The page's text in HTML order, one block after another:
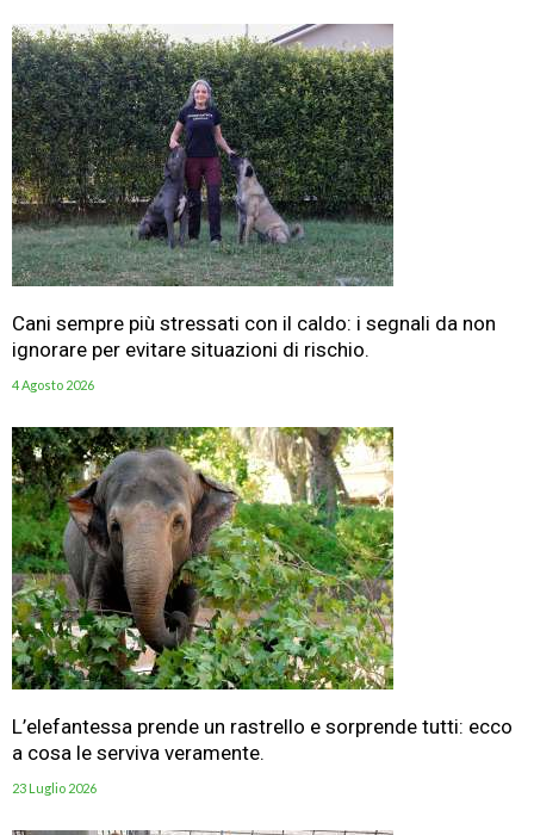
Cani sempre più stressati con il caldo: i segnali da non
ignorare per evitare situazioni di rischio.
4 Agosto 2026
L’elefantessa prende un rastrello e sorprende tutti: ecco
a cosa le serviva veramente.
23 Luglio 2026